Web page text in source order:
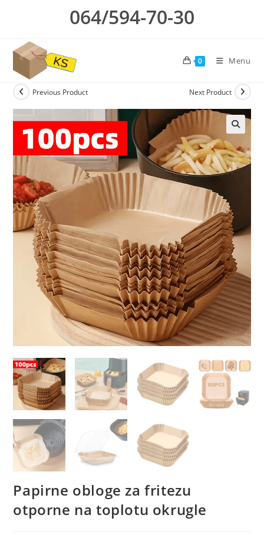
064/594-70-30
0 Menu
Previous Product Next Product
Papirne obloge za fritezu
otporne na toplotu okrugle